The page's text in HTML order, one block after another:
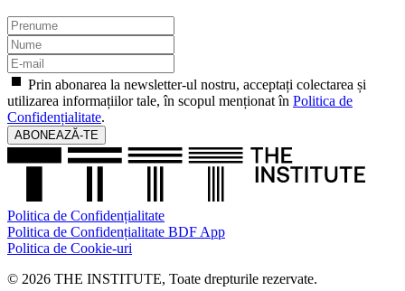
Prin abonarea la newsletter-ul nostru, acceptați colectarea și
utilizarea informațiilor tale, în scopul menționat în Politica de
Confidențialitate.
ABONEAZĂ-TE
Politica de Confidențialitate
Politica de Confidențialitate BDF App
Politica de Cookie-uri
© 2026 THE INSTITUTE, Toate drepturile rezervate.